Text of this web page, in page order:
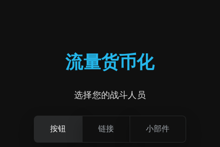
流量货币化
选择您的战斗人员
按钮 链接 小部件